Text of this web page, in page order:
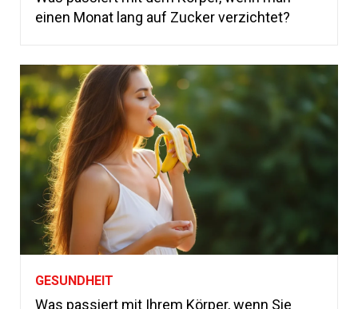
einen Monat lang auf Zucker verzichtet?
GESUNDHEIT
Was passiert mit Ihrem Körper, wenn Sie